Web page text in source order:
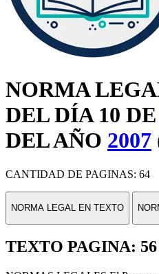
NORMA
DEL DÍA 10 DE
DEL AÑO 2007
CANTIDAD DE PAGINAS: 64
NORMA LEGAL EN TEXTO
TEXTO PAGINA: 56